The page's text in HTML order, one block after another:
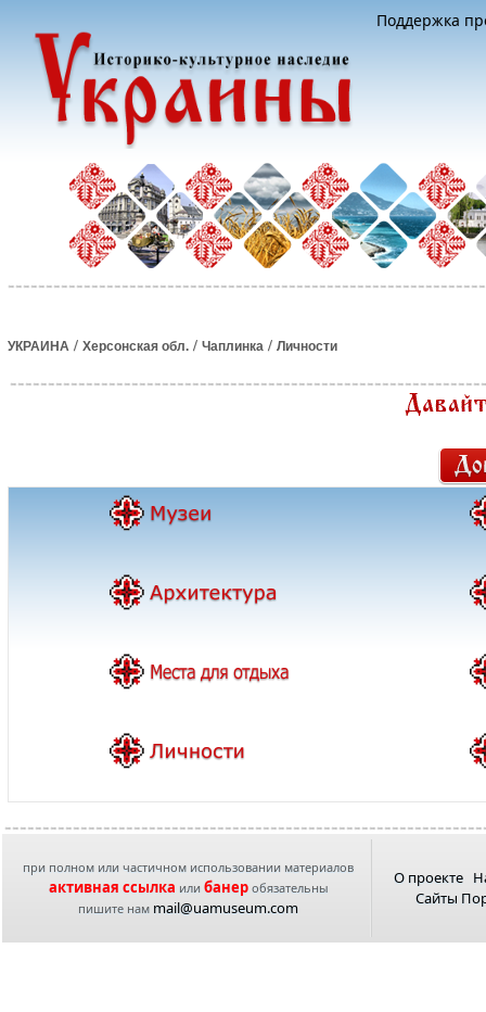
Поддержка
УКРАИНА / Херсонская обл. / Чаплинка / Личности
при полном или частичном использовании материалов
активная ссылка или банеробязательны
пишите нам mail@uamuseum.com
О проекте
Сайты